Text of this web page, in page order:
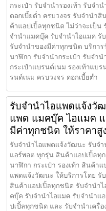
กระเป๋า รับจำนำรองเท้า รับจำ
ดอกเบี้ยต่ำ ครบวงจร รับจำนำ
ค้าแอปเปิ้ลทุกชนิด ไม่ว่าจะเป็น
จำนำแมคบุ๊ค รับจำนำไอแมค รั
รับจำนำของมีค่าทุกชนิด บริการ
นาฬิกา รับจำนำกระเป๋า รับจำ
กระเป๋าแบรนด์เนม รองเท้าแบ
รนด์เนม ครบวงจร ดอกเบี้ยต่ำ
รับจำนำไอแพดแจ้งวั
แพด แมคบุ๊ค ไอแมค
มีค่าทุกชนิด ให้ราคาสู
รับจำนำไอแพดแจ้งวัฒนะ รับจ
แอร์พอต ทุกรุ่น สินค้าแอปเปิ้ลทุ
นาฬิกา กระเป๋า รองเท้า สินค้า
แพดแจ้งวัฒนะ ให้บริการโดย รั
สินค้าแอปเปิ้ลทุกชนิด รับจำนำ
คบุ๊ค รับจำนำไอแมค รับจำนำแ
ปเปิ้ลทุกชนิด และ รับจำนำเครื่